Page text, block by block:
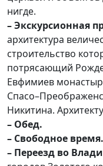
нигде.
– Экскурсионная
архитектура
строительство
потрясающий
Евфимиев
Никитина.
– Обед.
– Свободное время.
– Переезд во